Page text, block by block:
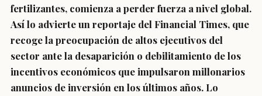
fertilizantes, comienza a perder fuerza a nivel global.
Así lo advierte un reportaje del Financial Times, que
recoge la preocupación de altos ejecutivos del
sector ante la desaparición o debilitamiento de los
incentivos económicos que impulsaron millonarios
anuncios de inversión en los últimos años. Lo